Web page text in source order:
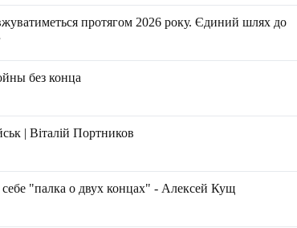
протягом 2026 року. Єдиний шлях до
без конца
| Віталій Портников
себе "палка о двух концах" - Алексей Кущ